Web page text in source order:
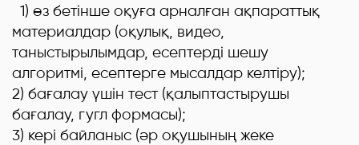
1) өз бетінше оқуға арналған ақпараттық
материалдар (оқулық, видео,
таныстырылымдар, есептерді шешу
алгоритмі, есептерге мысалдар келтіру);
2) бағалау үшін тест (қалыптастырушы
бағалау, гугл формасы);
3) кері байланыс (әр оқушының жеке